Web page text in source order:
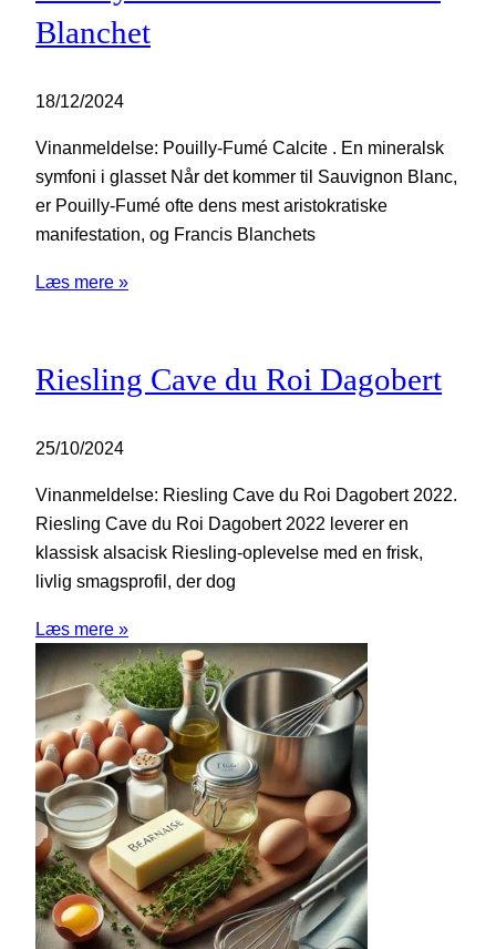
Blanchet
18/12/2024
Vinanmeldelse: Pouilly-Fumé Calcite . En mineralsk
symfoni i glasset Når det kommer til Sauvignon Blanc,
er Pouilly-Fumé ofte dens mest aristokratiske
manifestation, og Francis Blanchets
Læs mere »
Riesling Cave du Roi Dagobert
25/10/2024
Vinanmeldelse: Riesling Cave du Roi Dagobert 2022.
Riesling Cave du Roi Dagobert 2022 leverer en
klassisk alsacisk Riesling-oplevelse med en frisk,
livlig smagsprofil, der dog
Læs mere »